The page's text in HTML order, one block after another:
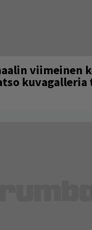
viimeinen